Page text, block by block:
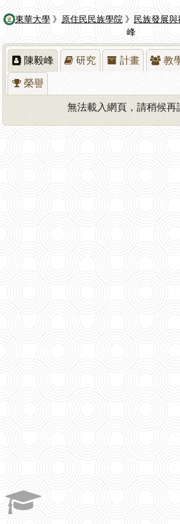
東華大學》 原住民民族學院》 民族發展
峰
陳毅峰 研究 計畫 教
榮譽
無法載入網頁，請稍候再